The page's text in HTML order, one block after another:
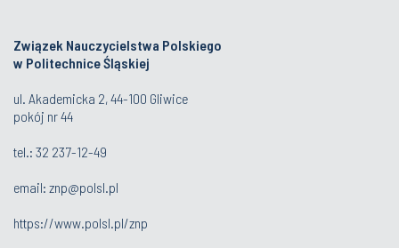
Związek Nauczycielstwa Polskiego
w Politechnice Śląskiej
ul. Akademicka 2, 44-100 Gliwice
pokój nr 44
tel.: 32 237-12-49
email: znp@polsl.pl
https://www.polsl.pl/znp